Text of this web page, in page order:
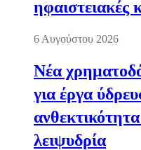
ηφαιστειακές
6 Αυγούστου 2026
Νέα
για έργα
λειψυδρία